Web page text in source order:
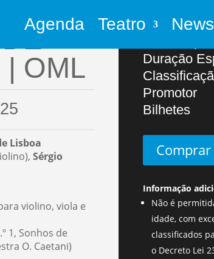
Agenda Teatro
| OML
Lisboa
Sérgio
violino, viola e
1, Sonhos de
O. Caetani)
Abertura
Duração
Promotor
Bilhetes
Informação
Não é
idade, com
classificados
o Decreto Lei